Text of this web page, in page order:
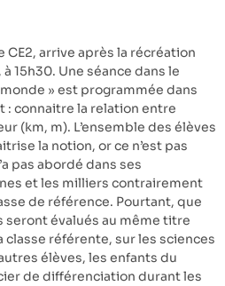
CE2, arrive après la récréation
15h30. Une séance dans le
» est programmée dans
: connaitre la relation entre
(km, m). L’ensemble des élèves
la notion, or ce n’est pas
pas abordé dans ses
et les milliers contrairement
de référence. Pourtant, que
seront évalués au même titre
classe référente, sur les sciences
élèves, les enfants du
de différenciation durant les